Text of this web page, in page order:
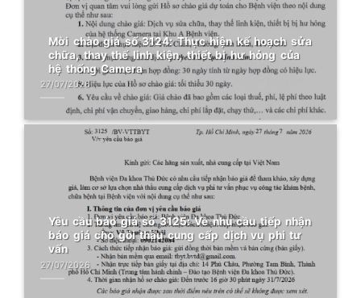
Mời chào giá số 3124: Thực hiện kế hoạch sửa
chữa, thay thế linh kiện, thiết bị hư hỏng của
hệ thống Camera
27/07/2026
Yêu cầu báo giá số 3125: Về nhu cầu tiếp nhận
báo giá cho gói thầu cung cấp dịch vụ phi tư
vấn
27/07/2026